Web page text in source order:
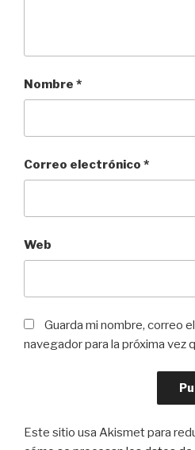
Nombre *
Correo electrónico *
Web
Guarda mi nombre, correo
navegador para la próxima vez
Este sitio usa Akismet para